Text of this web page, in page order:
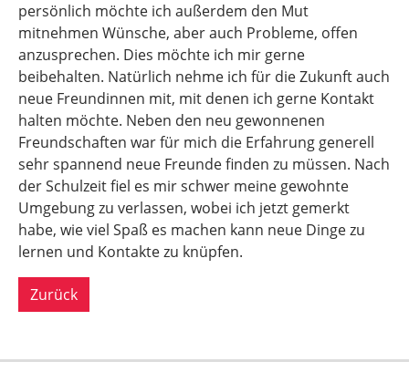
persönlich möchte ich außerdem den Mut
mitnehmen Wünsche, aber auch Probleme, offen
anzusprechen. Dies möchte ich mir gerne
beibehalten. Natürlich nehme ich für die Zukunft auch
neue Freundinnen mit, mit denen ich gerne Kontakt
halten möchte. Neben den neu gewonnenen
Freundschaften war für mich die Erfahrung generell
sehr spannend neue Freunde finden zu müssen. Nach
der Schulzeit fiel es mir schwer meine gewohnte
Umgebung zu verlassen, wobei ich jetzt gemerkt
habe, wie viel Spaß es machen kann neue Dinge zu
lernen und Kontakte zu knüpfen.
Zurück